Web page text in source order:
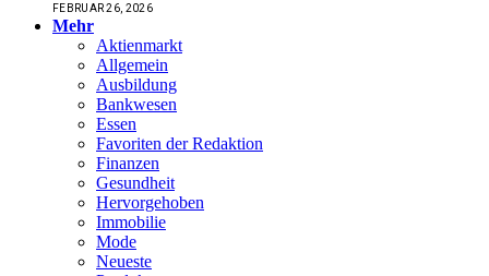
FEBRUAR 26, 2026
Mehr
Aktienmarkt
Allgemein
Ausbildung
Bankwesen
Essen
Favoriten der Redaktion
Finanzen
Gesundheit
Hervorgehoben
Immobilie
Mode
Neueste